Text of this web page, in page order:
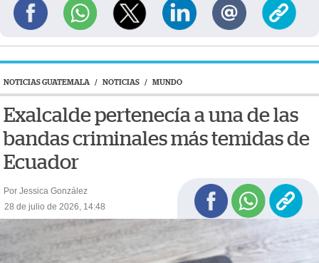
NOTICIAS GUATEMALA / NOTICIAS / MUNDO
Exalcalde pertenecía a una de las
bandas criminales más temidas de
Ecuador
Por Jessica González
28 de julio de 2026, 14:48